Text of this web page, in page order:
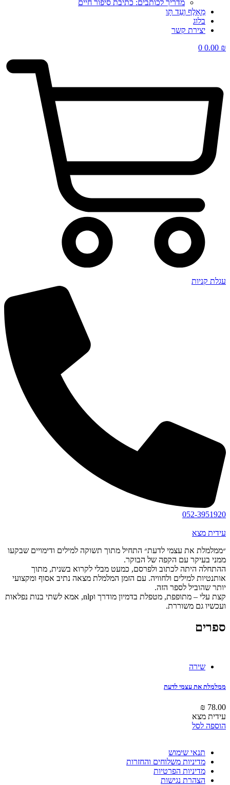
מדריך לכותבים: כתיבת סיפור חיים
מֵאָלֶף וְעַד תָּו
בלוג
יצירת קשר
0.00 ₪
0
עגלת קניות
052-3951920
עידית מצא
״ממלמלת את עצמי לדעת״ התחיל מתוך תשוקה למילים ודימויים שבקעו
ממני בעיקר עם הקפה של הבוקר.
ההתחלה היתה לכתוב ולפרסם, כמעט מבלי לקרוא בשנית, מתוך
אותנטיות למילים ולחוויה. עם הזמן המלמלת מצאה נתיב אסוף ומקצועי
יותר שהוביל לספר הזה.
קצת עלי – מתופפת, מטפלת בדמיון מודרך וnlp, אמא לשתי בנות נפלאות
ועכשיו גם משוררת.
ספרים
שירה
ממלמלת את עצמי לדעת
78.00
₪
עידית מצא
הוספה לסל
תנאי שימוש
מדיניות משלוחים והחזרות
מדיניות הפרטיות
הצהרת נגישות